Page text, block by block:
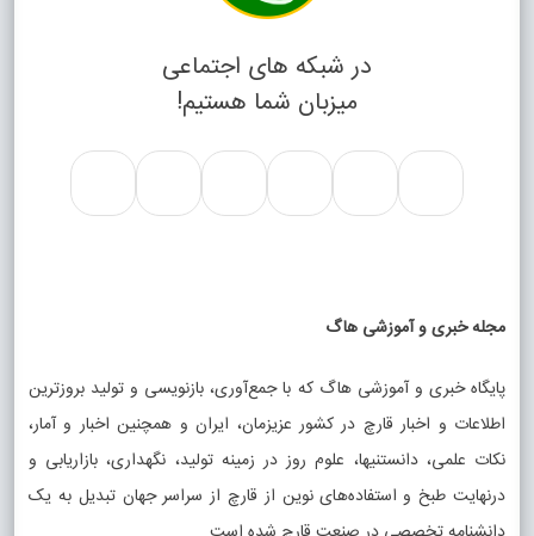
در شبکه های اجتماعی
میزبان شما هستیم!
مجله خبری و آموزشی هاگ
پایگاه خبری و آموزشی هاگ که با جمع‌آوری، بازنویسی و تولید بروزترین
اطلاعات و اخبار قارچ در کشور عزیزمان، ایران و همچنین اخبار و آمار،
نکات علمی، دانستنیها، علوم روز در زمینه تولید، نگهداری، بازاریابی و
درنهایت طبخ و استفاده‌های نوین از قارچ از سراسر جهان تبدیل به یک